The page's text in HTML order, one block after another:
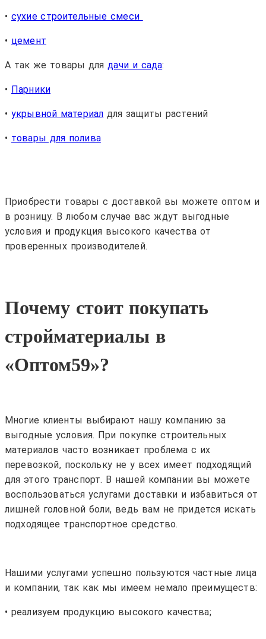
• сухие строительные смеси
• цемент
А так же товары длядачи и сада:
• Парники
• укрывной материал для защиты растений
• товары для полива
Приобрести товары с доставкой вы можете оптом и
в розницу. В любом случае вас ждут выгодные
условия и продукция высокого качества от
проверенных производителей.
Почему стоит покупать
стройматериалы в
«Оптом59»?
Многие клиенты выбирают нашу компанию за
выгодные условия. При покупке строительных
материалов часто возникает проблема с их
перевозкой, поскольку не у всех имеет подходящий
для этого транспорт. В нашей компании вы можете
воспользоваться услугами доставки и избавиться от
лишней головной боли, ведь вам не придется искать
подходящее транспортное средство.
Нашими услугами успешно пользуются частные лица
и компании, так как мы имеем немало преимуществ:
• реализуем продукцию высокого качества;